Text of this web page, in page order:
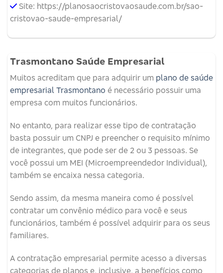
Site: https://planosaocristovaosaude.com.br/sao-
cristovao-saude-empresarial/
Trasmontano Saúde Empresarial
Muitos acreditam que para adquirir um plano de saúde
empresarial Trasmontano é necessário possuir uma
empresa com muitos funcionários.
No entanto, para realizar esse tipo de contratação
basta possuir um CNPJ e preencher o requisito mínimo
de integrantes, que pode ser de 2 ou 3 pessoas. Se
você possui um MEI (Microempreendedor Individual),
também se encaixa nessa categoria.
Sendo assim, da mesma maneira como é possível
contratar um convênio médico para você e seus
funcionários, também é possível adquirir para os seus
familiares.
A contratação empresarial permite acesso a diversas
categorias de planos e, inclusive, a benefícios como